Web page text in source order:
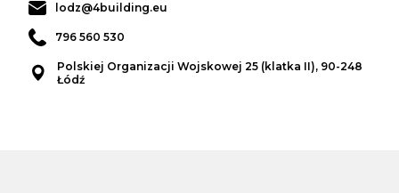
lodz@4building.eu
796 560 530
Polskiej Organizacji Wojskowej 25 (klatka II), 90-248
Łódź